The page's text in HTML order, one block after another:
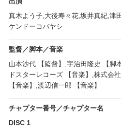
真木よう子,大後寿々花,坂井真紀,津
ケンドーコバヤシ
監督／脚本／音楽
山本沙代 【監督】,宇治田隆史 【脚
ドスターレコーズ 【音楽】,株式会
【音楽】,渡辺信一郎 【音楽】
チャプター番号／チャプター名
DISC 1